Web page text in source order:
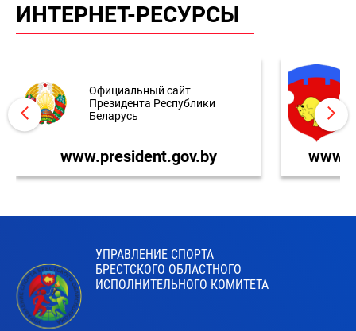
ИНТЕРНЕТ-РЕСУРСЫ
Официальный сайт
Президента Республики
Беларусь
www.president.gov.by
УПРАВЛЕНИЕ СПОРТА
БРЕСТСКОГО ОБЛАСТНОГО
ИСПОЛНИТЕЛЬНОГО КОМИТЕТА